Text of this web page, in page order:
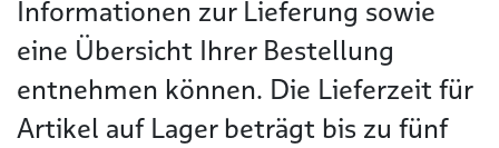
Informationen zur Lieferung sowie
eine Übersicht Ihrer Bestellung
entnehmen können. Die Lieferzeit für
Artikel auf Lager beträgt bis zu fünf